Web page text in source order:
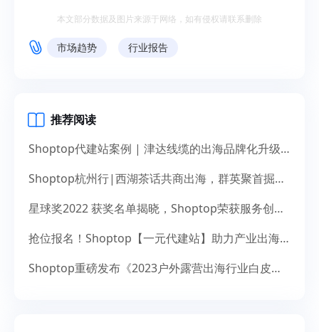
本文部分数据及图片来源于网络，如有侵权请联系删除
市场趋势 行业报告
推荐阅读
Shoptop代建站案例 | 津达线缆的出海品牌化升级之道
Shoptop杭州行|西湖茶话共商出海，群英聚首掘金未来
星球奖2022 获奖名单揭晓，Shoptop荣获服务创新奖！
抢位报名！Shoptop【一元代建站】助力产业出海，献礼14周年
Shoptop重磅发布《2023户外露营出海行业白皮书》！聚焦150亿美元市场，探寻增长新机遇